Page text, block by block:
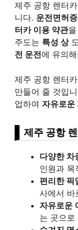
제주 공항 렌터
니다. 운전면허증
터카 이용 약관
주도는 특성 상
전 운전에 유의
제주 공항 렌터
만들어 줄 것입
업하여 자유로운
제주 공항
다양한 차
인원과
편리한 픽
사에서 바
자유로운
는 곳으로